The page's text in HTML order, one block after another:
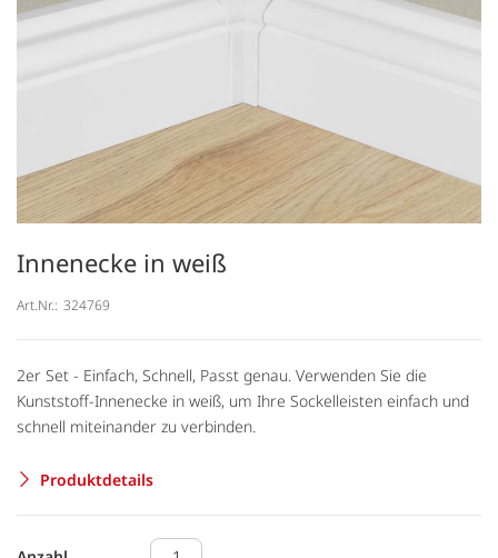
Innenecke in weiß
Art.Nr.: 324769
2er Set - Einfach, Schnell, Passt genau. Verwenden Sie die
Kunststoff-Innenecke in weiß, um Ihre Sockelleisten einfach und
schnell miteinander zu verbinden.
Produktdetails